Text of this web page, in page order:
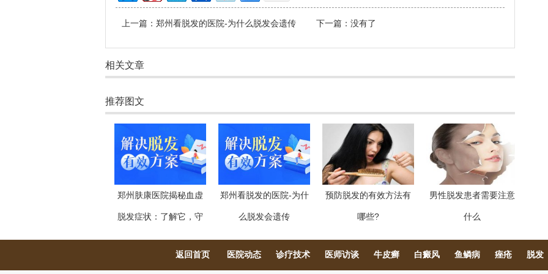
上一篇： 郑州看脱发的医院-为什么脱发会遗传 下一篇：没有了
相关文章
推荐图文
郑州肤康医院揭秘血虚
脱发症状：了解它，守
郑州看脱发的医院-为什
么脱发会遗传
预防脱发的有效方法有
哪些?
男性脱发患者需要注意
什么
返回首页 医院动态 诊疗技术 医师访谈 牛皮癣 白癜风 鱼鳞病 痤疮 脱发